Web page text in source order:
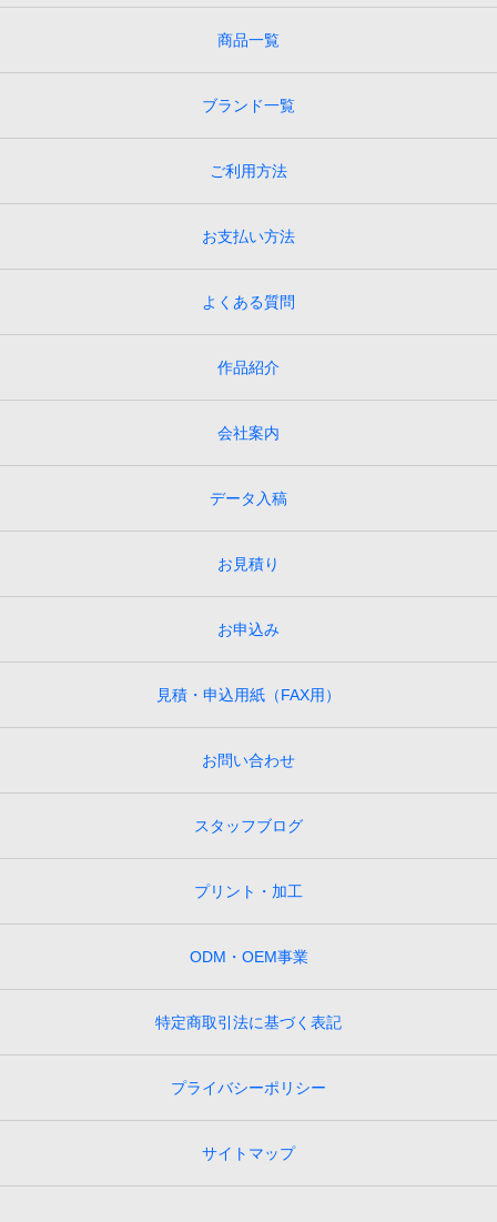
商品一覧
ブランド一覧
ご利用方法
お支払い方法
よくある質問
作品紹介
会社案内
データ入稿
お見積り
お申込み
見積・申込用紙（FAX用）
お問い合わせ
スタッフブログ
プリント・加工
ODM・OEM事業
特定商取引法に基づく表記
プライバシーポリシー
サイトマップ